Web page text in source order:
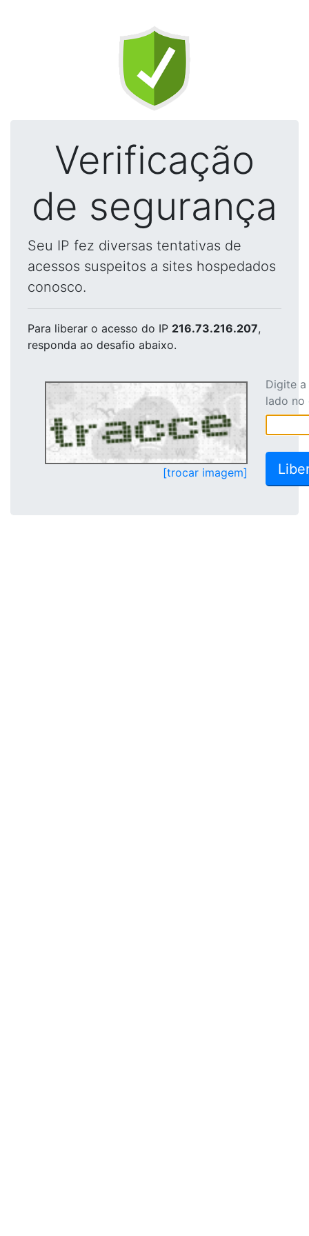
Verificação
de segurança
Seu IP fez diversas tentativas de
acessos suspeitos a sites hospedados
conosco.
Para liberar o acesso do IP 216.73.216.207,
responda ao desafio abaixo.
[trocar imagem]
Digite
lado no